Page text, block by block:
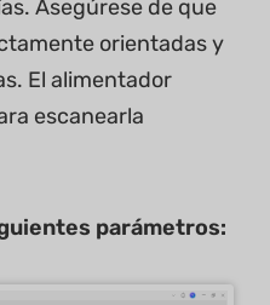
Asegúrese de que
orientadas y
El alimentador
escanearla
parámetros: